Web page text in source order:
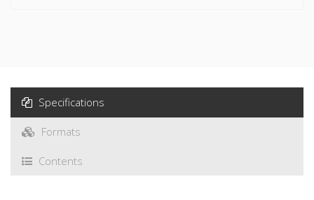
Specifications
Formats
Contents